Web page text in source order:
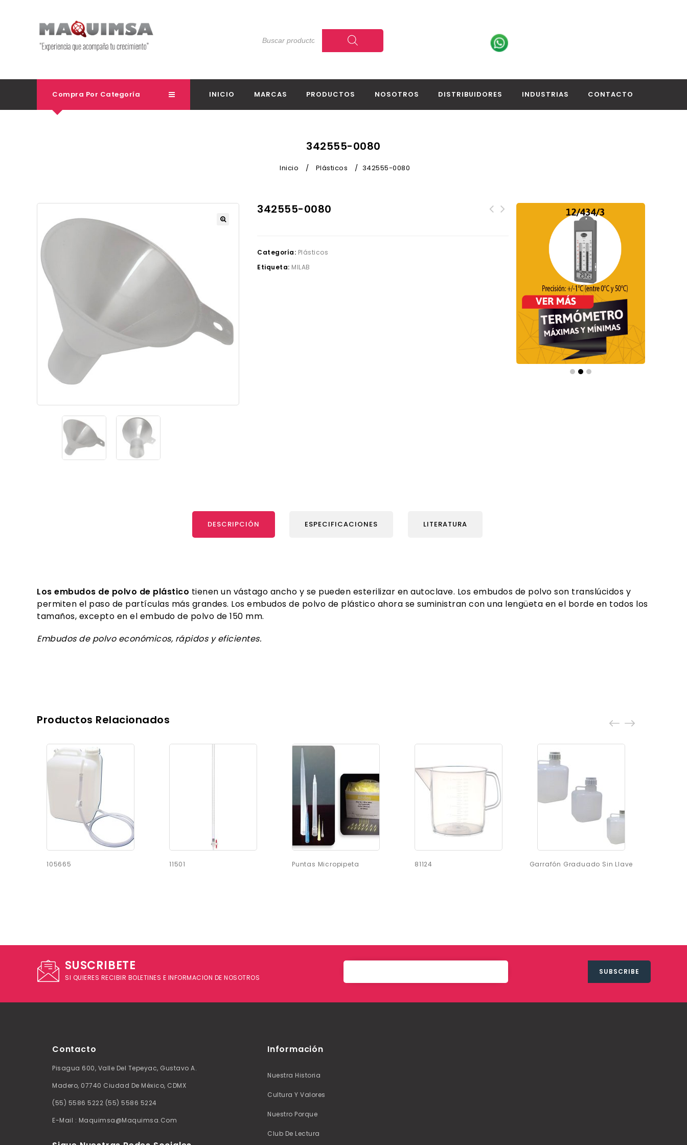
Compra Por Categoría INICIO MARCAS PRODUCTOS NOSOTROS DISTRIBUIDORES INDUSTRIAS CONTACTO
342555-0080
Inicio / Plásticos / 342555-0080
342555-0080
Categoría: Plásticos
Etiqueta: MILAB
DESCRIPCIÓN ESPECIFICACIONES LITERATURA
Los embudos de polvo de plástico tienen un vástago ancho y se pueden esterilizar en autoclave. Los embudos de polvo son translúcidos y
permiten el paso de partículas más grandes. Los embudos de polvo de plástico ahora se suministran con una lengüeta en el borde en todos los
tamaños, excepto en el embudo de polvo de 150 mm.
Embudos de polvo económicos, rápidos y eficientes.
Productos Relacionados
105665 11501 Puntas Micropipeta 81124 Garrafón Graduado Sin Llave
SUSCRIBETE
SI QUIERES RECIBIR BOLETINES E INFORMACION DE NOSOTROS
Contacto
Pisagua 600, Valle Del Tepeyac, Gustavo A.
Madero, 07740 Ciudad De México, CDMX
(55) 5586 5222 (55) 5586 5224
E-Mail : Maquimsa@maquimsa.com
Información
Nuestra Historia
Cultura Y Valores
Nuestro Porque
Club De Lectura